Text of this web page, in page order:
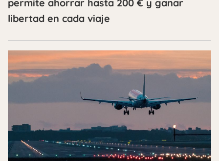
permite ahorrar hasta 200 € y ganar
libertad en cada viaje